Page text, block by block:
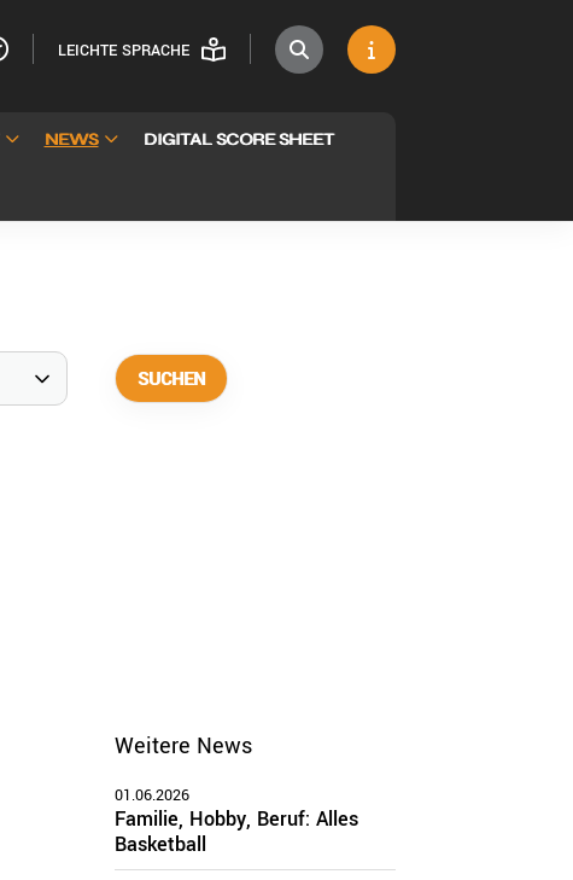
LEICHTE SPRACHE
NEWS DIGITAL SCORE SHEET
Weitere News
01.06.2026
Familie, Hobby, Beruf: Alles
Basketball